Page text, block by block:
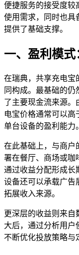
便捷服务的接受度较
使用需求，同时也具
提供了基础支撑。
一、盈利模
在瑞典，共享充电宝
同构成。最基础的
了主要现金流来源。
电宝价格通常可以
单台设备的盈利能力。
在此基础上，与商户
署在餐厅、商场或咖
通过收益分配形成长
设备还可以承载广告
拓展收入来源。
更深层的收益则来
大后，通过分析用户
不断优化投放策略与